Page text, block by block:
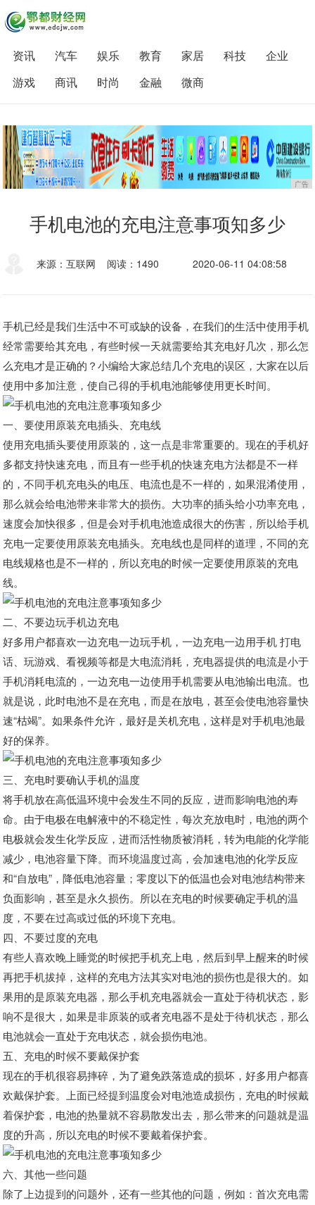
资讯 汽车 娱乐 教育 家居 科技
企业
游戏
商讯 时尚 金融 微商
广告
手机电池的充电注意事项知多少
来源：互联网 阅读：1490 2020-06-11 04:08:58
手机已经是我们生活中不可或缺的设备，在我们的生活中使用手机
经常需要给其充电，有些时候一天就需要给其充电好几次，那么怎
么充电才是正确的？小编给大家总结几个充电的误区，大家在以后
使用中多加注意，使自己得的手机电池能够使用更长时间。
一、要使用原装充电插头、充电线
使用充电插头要使用原装的，这一点是非常重要的。现在的手机好
多都支持快速充电，而且有一些手机的快速充电方法都是不一样
的，不同手机充电头的电压、电流也是不一样的，如果混淆使用，
那么就会给电池带来非常大的损伤。大功率的插头给小功率充电，
速度会加快很多，但是会对手机电池造成很大的伤害，所以给手机
充电一定要使用原装充电插头。充电线也是同样的道理，不同的充
电线规格也是不一样的，所以充电的时候一定要使用原装的充电
线。
二、不要边玩手机边充电
好多用户都喜欢一边充电一边玩手机，一边充电一边用手机 打电
话、玩游戏、看视频等都是大电流消耗，充电器提供的电流是小于
手机消耗电流的，一边充电一边使用手机需要从电池输出电流。也
就是说，此时电池不是在充电，而是在放电，甚至会使电池容量快
速“枯竭”。如果条件允许，最好是关机充电，这样是对手机电池最
好的保养。
三、充电时要确认手机的温度
将手机放在高低温环境中会发生不同的反应，进而影响电池的寿
命。由于电极在电解液中的不稳定性，每次充放电时，电池的两个
电极就会发生化学反应，进而活性物质被消耗，转为电能的化学能
减少，电池容量下降。而环境温度过高，会加速电池的化学反应
和“自放电”，降低电池容量；零度以下的低温也会对电池结构带来
负面影响，甚至是永久损伤。所以在充电的时候要确定手机的温
度，不要在过高或过低的环境下充电。
四、不要过度的充电
有些人喜欢晚上睡觉的时候把手机充上电，然后到早上醒来的时候
再把手机拔掉，这样的充电方法其实对电池的损伤也是很大的。如
果用的是原装充电器，那么手机充电器就会一直处于待机状态，影
响不是很大，如果是非原装的或者充电器不是处于待机状态，那么
电池就会一直处于充电状态，就会损伤电池。
五、充电的时候不要戴保护套
现在的手机很容易摔碎，为了避免跌落造成的损坏，好多用户都喜
欢戴保护套。上面已经提到温度会对电池造成损伤，充电的时候戴
着保护套，电池的热量就不容易散发出去，那么带来的问题就是温
度的升高，所以充电的时候不要戴着保护套。
六、其他一些问题
除了上边提到的问题外，还有一些其他的问题，例如：首次充电需